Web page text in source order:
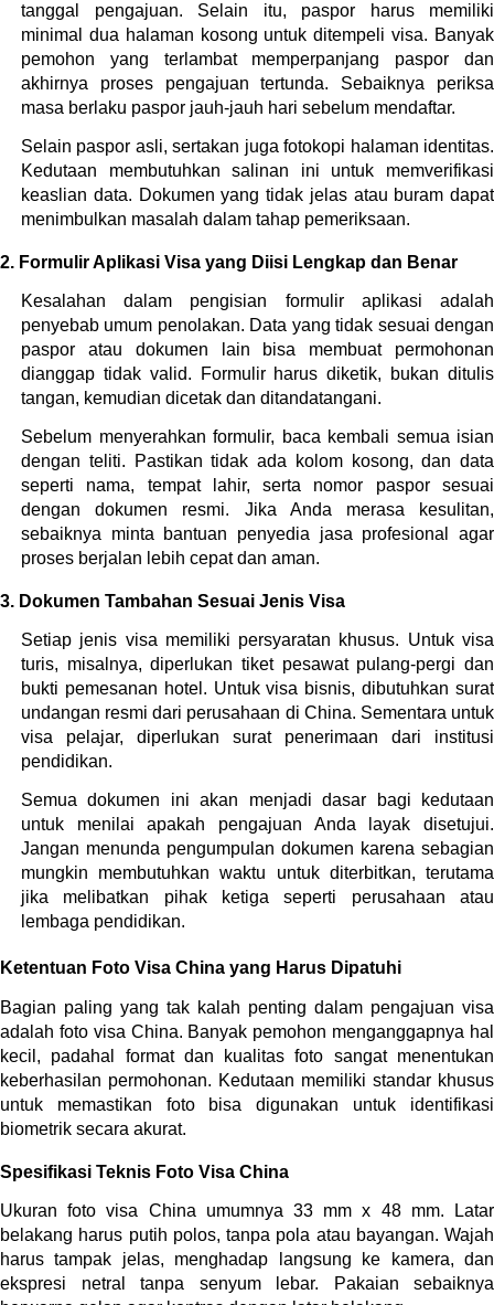
tanggal pengajuan. Selain itu, paspor harus memiliki
minimal dua halaman kosong untuk ditempeli visa. Banyak
pemohon yang terlambat memperpanjang paspor dan
akhirnya proses pengajuan tertunda. Sebaiknya periksa
masa berlaku paspor jauh-jauh hari sebelum mendaftar.
Selain paspor asli, sertakan juga fotokopi halaman identitas.
Kedutaan membutuhkan salinan ini untuk memverifikasi
keaslian data. Dokumen yang tidak jelas atau buram dapat
menimbulkan masalah dalam tahap pemeriksaan.
2. Formulir Aplikasi Visa yang Diisi Lengkap dan Benar
Kesalahan dalam pengisian formulir aplikasi adalah
penyebab umum penolakan. Data yang tidak sesuai dengan
paspor atau dokumen lain bisa membuat permohonan
dianggap tidak valid. Formulir harus diketik, bukan ditulis
tangan, kemudian dicetak dan ditandatangani.
Sebelum menyerahkan formulir, baca kembali semua isian
dengan teliti. Pastikan tidak ada kolom kosong, dan data
seperti nama, tempat lahir, serta nomor paspor sesuai
dengan dokumen resmi. Jika Anda merasa kesulitan,
sebaiknya minta bantuan penyedia jasa profesional agar
proses berjalan lebih cepat dan aman.
3. Dokumen Tambahan Sesuai Jenis Visa
Setiap jenis visa memiliki persyaratan khusus. Untuk visa
turis, misalnya, diperlukan tiket pesawat pulang-pergi dan
bukti pemesanan hotel. Untuk visa bisnis, dibutuhkan surat
undangan resmi dari perusahaan di China. Sementara untuk
visa pelajar, diperlukan surat penerimaan dari institusi
pendidikan.
Semua dokumen ini akan menjadi dasar bagi kedutaan
untuk menilai apakah pengajuan Anda layak disetujui.
Jangan menunda pengumpulan dokumen karena sebagian
mungkin membutuhkan waktu untuk diterbitkan, terutama
jika melibatkan pihak ketiga seperti perusahaan atau
lembaga pendidikan.
Ketentuan Foto Visa China yang Harus Dipatuhi
Bagian paling yang tak kalah penting dalam pengajuan visa
adalah foto visa China. Banyak pemohon menganggapnya hal
kecil, padahal format dan kualitas foto sangat menentukan
keberhasilan permohonan. Kedutaan memiliki standar khusus
untuk memastikan foto bisa digunakan untuk identifikasi
biometrik secara akurat.
Spesifikasi Teknis Foto Visa China
Ukuran foto visa China umumnya 33 mm x 48 mm. Latar
belakang harus putih polos, tanpa pola atau bayangan. Wajah
harus tampak jelas, menghadap langsung ke kamera, dan
ekspresi netral tanpa senyum lebar. Pakaian sebaiknya